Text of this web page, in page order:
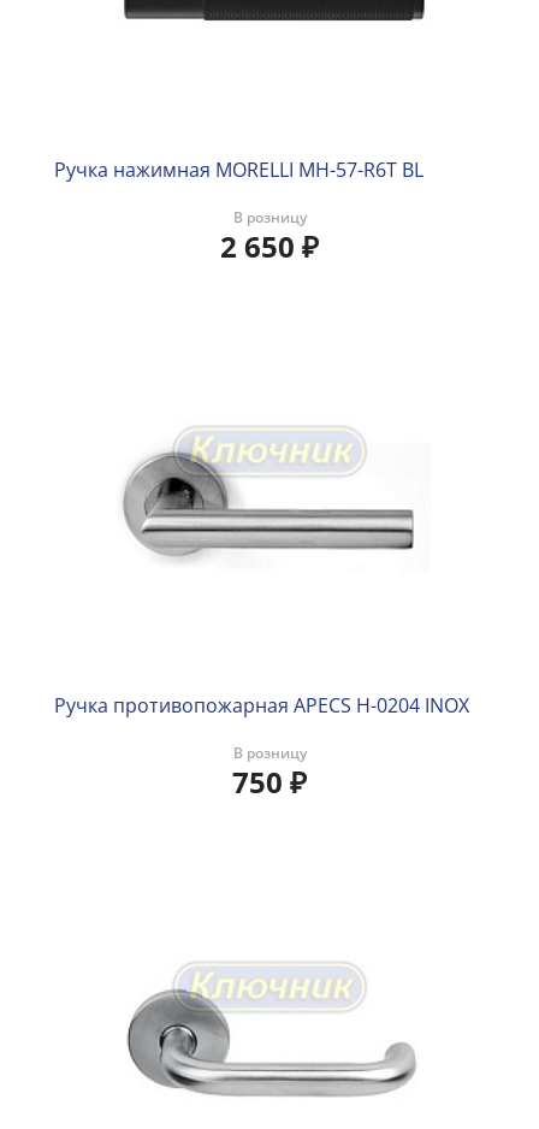
Ручка нажимная MORELLI MH-57-R6T BL
В розницу
2 650 ₽
Ручка противопожарная APECS H-0204 INOX
В розницу
750 ₽